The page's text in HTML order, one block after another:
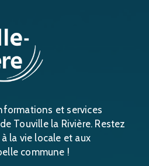
et services
Touville la Rivière. Restez
la vie locale et aux
commune !